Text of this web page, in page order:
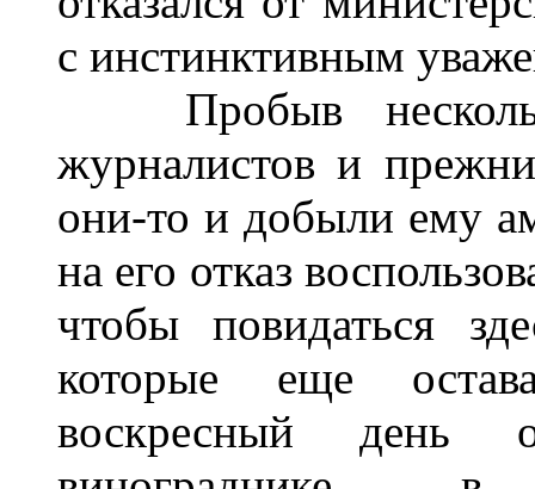
с инстинктивным
Пробыв
журналистов и
они-то и добыли ему
на его отказ
чтобы повидаться
которые еще
воскресный